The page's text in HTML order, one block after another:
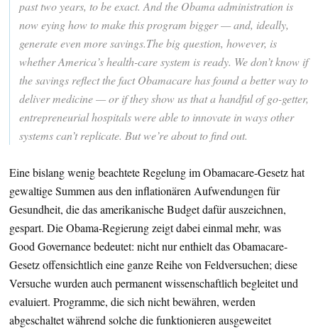
past two years, to be exact. And the Obama administration is
now eying how to make this program bigger — and, ideally,
generate even more savings.The big question, however, is
whether America’s health-care system is ready. We don’t know if
the savings reflect the fact Obamacare has found a better way to
deliver medicine — or if they show us that a handful of go-getter,
entrepreneurial hospitals were able to innovate in ways other
systems can’t replicate. But we’re about to find out.
Eine bislang wenig beachtete Regelung im Obamacare-Gesetz hat
gewaltige Summen aus den inflationären Aufwendungen für
Gesundheit, die das amerikanische Budget dafür auszeichnen,
gespart. Die Obama-Regierung zeigt dabei einmal mehr, was
Good Governance bedeutet: nicht nur enthielt das Obamacare-
Gesetz offensichtlich eine ganze Reihe von Feldversuchen; diese
Versuche wurden auch permanent wissenschaftlich begleitet und
evaluiert. Programme, die sich nicht bewähren, werden
abgeschaltet während solche die funktionieren ausgeweitet